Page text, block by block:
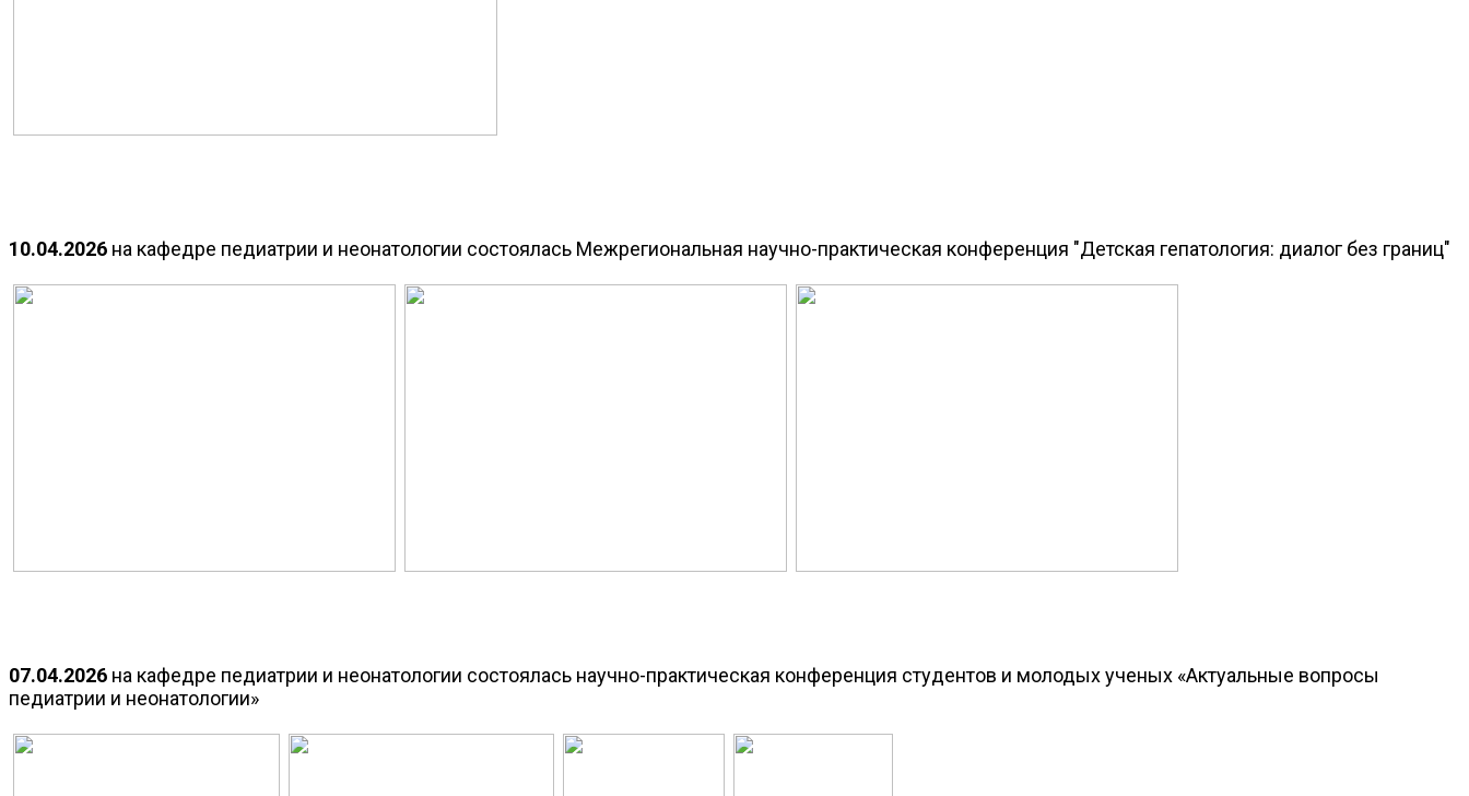
10.04.2026 на кафедре педиатрии и неонатологии состоялась Межрегиональная научно-практическая конференция "Детская гепатология: диалог без границ"
07.04.2026 на кафедре педиатрии и неонатологии состоялась научно-практическая конференция студентов и молодых ученых «Актуальные вопросы
педиатрии и неонатологии»